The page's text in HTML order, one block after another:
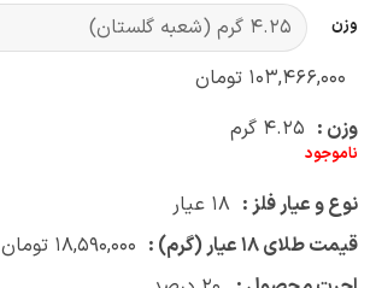
وزن
۱۰۳,۴۶۶,۰۰۰ تومان
وزن : ۴.۲۵ گرم
ناموجود
نوع و عیار فلز : ۱۸ عیار
قیمت طلای ۱۸ عیار (گرم) :
۱۸,۵۹۰,۰۰۰ تومان